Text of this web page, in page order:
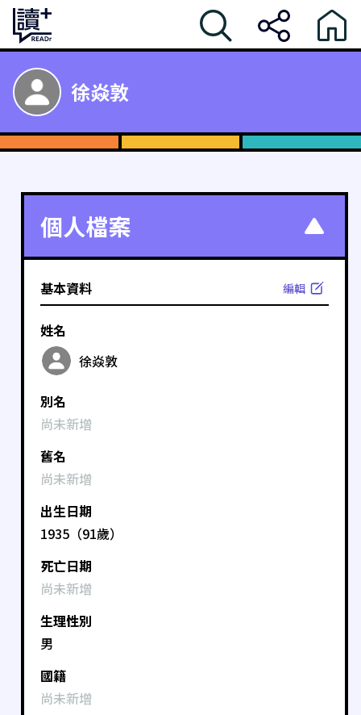
徐焱敦
個人檔案
基本資料 編輯
姓名
徐焱敦
別名
尚未新增
舊名
尚未新增
出生日期
1935（91歲）
死亡日期
尚未新增
生理性別
男
國籍
尚未新增